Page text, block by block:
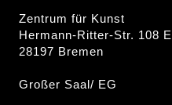
Zentrum für Kunst
Hermann-Ritter-Str. 108 E
28197 Bremen
Großer Saal/ EG